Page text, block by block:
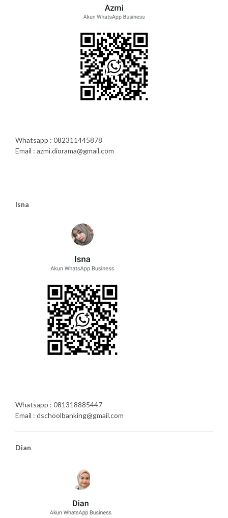
Whatsapp : 082311445878
Email : azmi.diorama@gmail.com
Isna
Whatsapp : 081318885447
Email : dschoolbanking@gmail.com
Dian